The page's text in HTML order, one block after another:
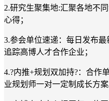
2.研究生聚集地:汇聚各地不
心得；
3.参会单位速递：每日发布
追踪高博人才合作企业；
4.?内推+规划双加持?：合作
业规划师一对一定制成长方案